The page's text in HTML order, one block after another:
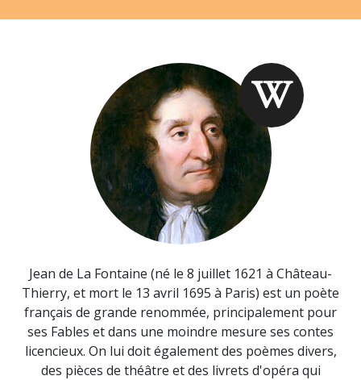
Jean de La Fontaine (né le 8 juillet 1621 à Château-
Thierry, et mort le 13 avril 1695 à Paris) est un poète
français de grande renommée, principalement pour
ses Fables et dans une moindre mesure ses contes
licencieux. On lui doit également des poèmes divers,
des pièces de théâtre et des livrets d'opéra qui